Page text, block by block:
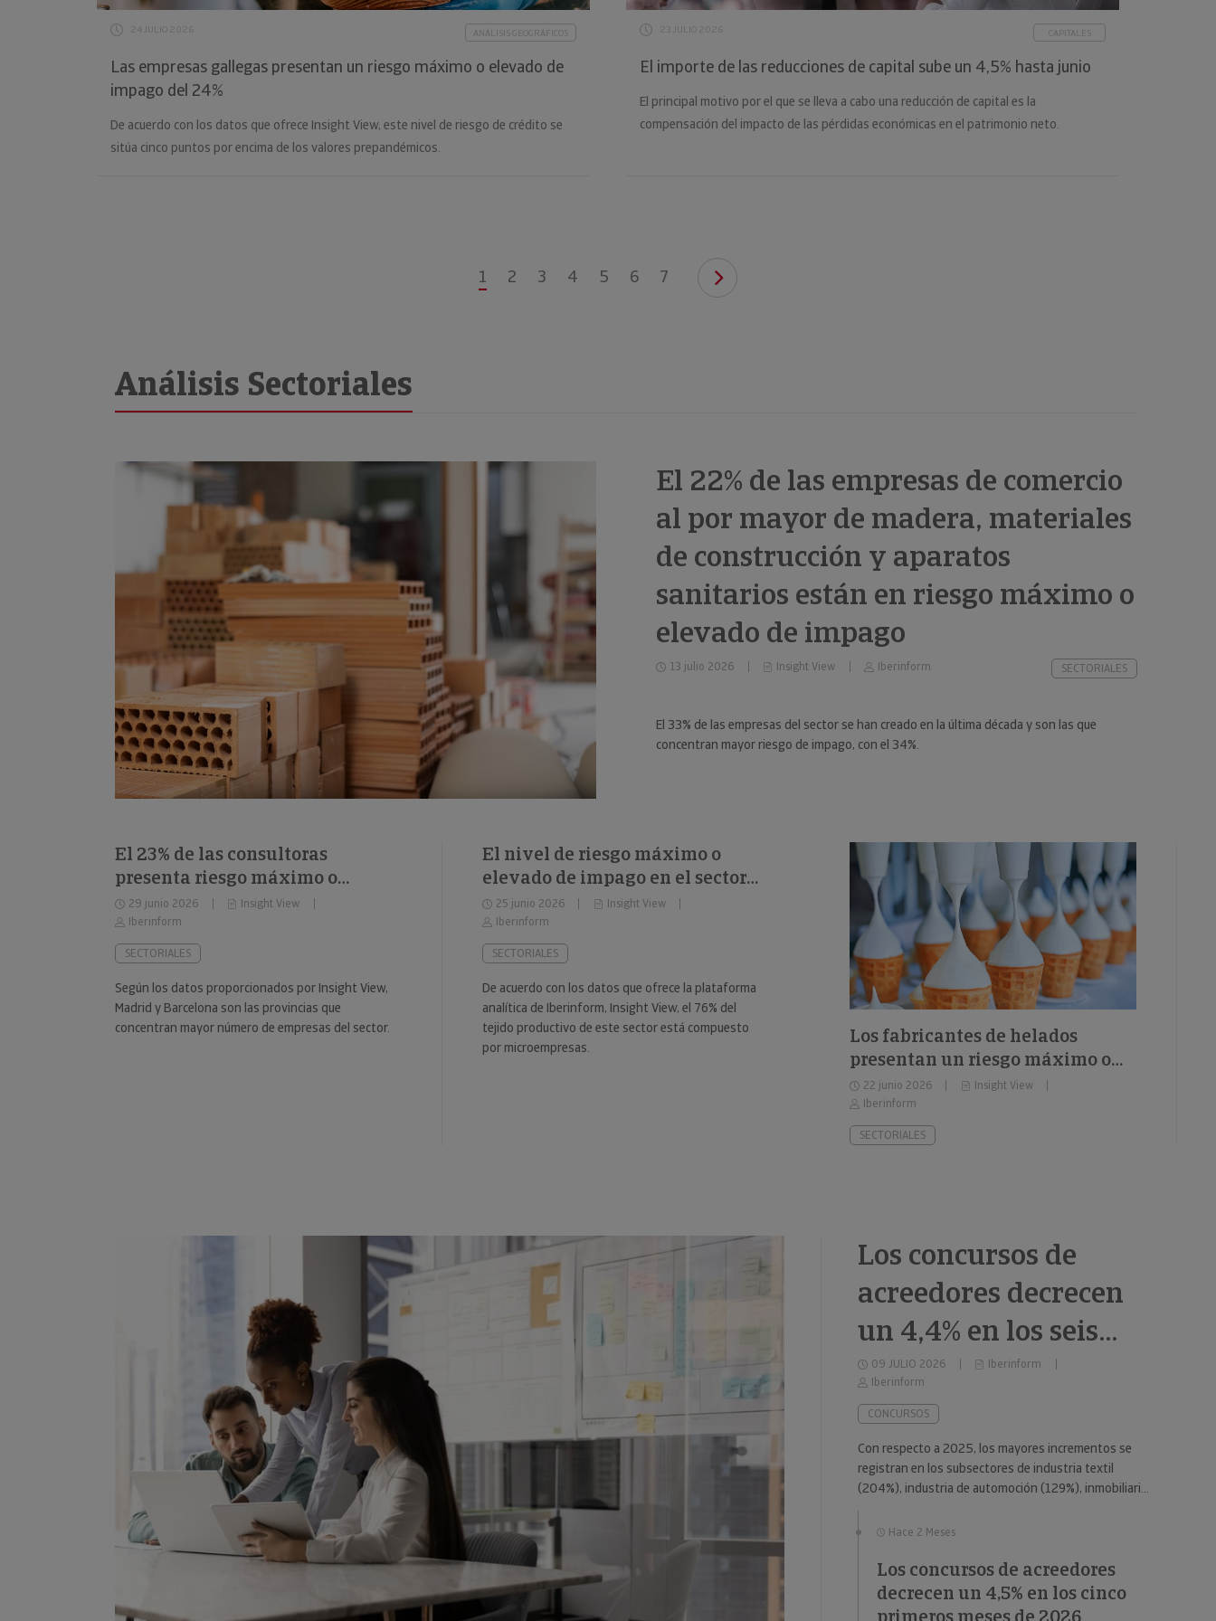
24 JULIO 2026 ANÁLISIS GEOGRÁFICOS
Las empresas gallegas presentan un riesgo máximo o elevado de
impago del 24%
De acuerdo con los datos que ofrece Insight View, este nivel de riesgo de crédito se
sitúa cinco puntos por encima de los valores prepandémicos.
23 JULIO 2026 CAPITALES
El importe de las reducciones de capital sube un 4,5% hasta junio
El principal motivo por el que se lleva a cabo una reducción de capital es la
compensación del impacto de las pérdidas económicas en el patrimonio neto.
1 2 3 4 5 6 7
Análisis Sectoriales
El 22% de las empresas de comercio
al por mayor de madera, materiales
de construcción y aparatos
sanitarios están en riesgo máximo o
elevado de impago
13 julio 2026 Insight View Iberinform SECTORIALES
El 33% de las empresas del sector se han creado en la última década y son las que
concentran mayor riesgo de impago, con el 34%.
El 23% de las consultoras
presenta riesgo máximo o
elevado de impago
29 junio 2026
Insight View
Iberinform
SECTORIALES
Según los datos proporcionados por Insight View,
Madrid y Barcelona son las provincias que
concentran mayor número de empresas del sector.
El nivel de riesgo máximo o
elevado de impago en el sector
del fitness se sitúa en el 34%
25 junio 2026
Insight View
Iberinform
SECTORIALES
De acuerdo con los datos que ofrece la plataforma
analítica de Iberinform, Insight View, el 76% del
tejido productivo de este sector está compuesto
por microempresas.
Los fabricantes de helados
presentan un riesgo máximo o
elevado de impago del 26%
22 junio 2026
Insight View
Iberinform
SECTORIALES
Los concursos de
acreedores decrecen
un 4,4% en los seis
primeros meses de
2026
09 JULIO 2026
Iberinform
Iberinform
CONCURSOS
Con respecto a 2025, los mayores incrementos se
registran en los subsectores de industria textil
(204%), industria de automoción (129%), inmobiliario
(59%), industria metalúrgica (57%) y educación (49%).
Hace 2 Meses
Los concursos de acreedores
decrecen un 4,5% en los cinco